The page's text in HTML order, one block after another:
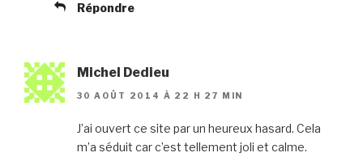
Répondre
Michel Dedieu
30 AOÛT 2014 À 22 H 27 MIN
J’ai ouvert ce site par un heureux hasard. Cela
m’a séduit car c’est tellement joli et calme.